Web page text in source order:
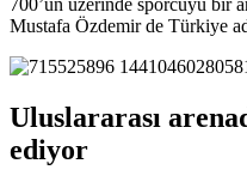
Mustafa Özdemir de Türkiye
Uluslararası
ediyor